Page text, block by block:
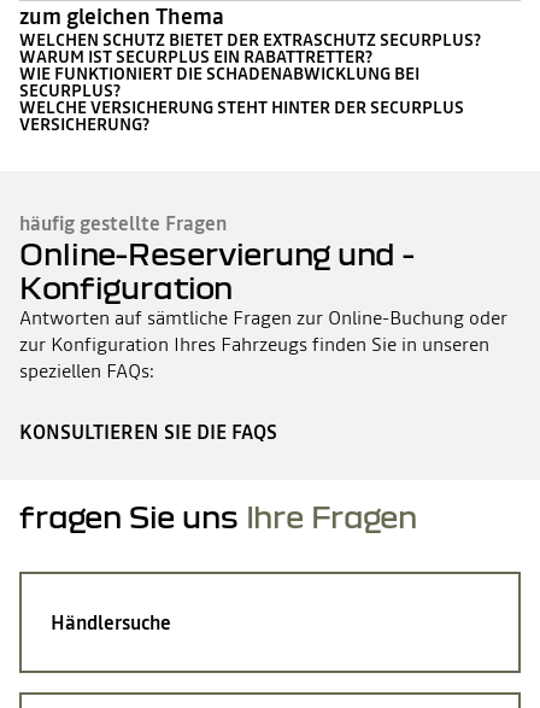
zum gleichen Thema
WELCHEN SCHUTZ BIETET DER EXTRASCHUTZ SECURPLUS?
WARUM IST SECURPLUS EIN RABATTRETTER?
WIE FUNKTIONIERT DIE SCHADENABWICKLUNG BEI
SECURPLUS?
WELCHE VERSICHERUNG STEHT HINTER DER SECURPLUS
VERSICHERUNG?
häufig gestellte Fragen
Online-Reservierung und -
Konfiguration
Antworten auf sämtliche Fragen zur Online-Buchung oder
zur Konfiguration Ihres Fahrzeugs finden Sie in unseren
speziellen FAQs:
KONSULTIEREN SIE DIE FAQS
fragen Sie uns Ihre Fragen
Händlersuche